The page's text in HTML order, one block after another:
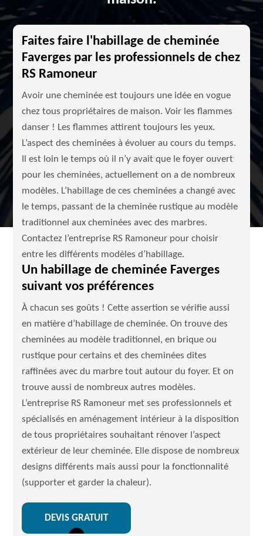
Faites faire l'habillage de cheminée
Faverges par les professionnels de chez
RS Ramoneur
Avoir une cheminée est toujours une idée en vogue
chez tous propriétaires de maison. Voir les flammes
danser ! Les flammes attirent toujours les yeux.
L’aspect des cheminées à évoluer au cours du temps.
Il est loin le temps où il n’y avait que le foyer ouvert
pour les cheminées, actuellement on a de nombreux
modèles. L’habillage de ces cheminées a changé avec
le temps, passant de la cheminée rustique au modèle
traditionnel aux cheminées avec des marbres.
Contactez l’entreprise RS Ramoneur pour choisir
entre les différents modèles d’habillage.
Un habillage de cheminée Faverges
suivant vos préférences
À chacun ses goûts ! Cette assertion se vérifie aussi
en matière d’habillage de cheminée. On trouve des
cheminées au modèle traditionnel, en brique ou
rustique pour certains et des cheminées dites
raffinées avec du marbre tout autour du foyer. Et on
trouve aussi de nombreux autres modèles.
L’entreprise RS Ramoneur met ses professionnels et
spécialisés en aménagement intérieur à la disposition
de tous propriétaires souhaitant rénover l’aspect
extérieur de leur cheminée. Elle dispose de nombreux
designs différents mais aussi pour la fonctionnalité
(supporter et garder la chaleur).
DEVIS GRATUIT